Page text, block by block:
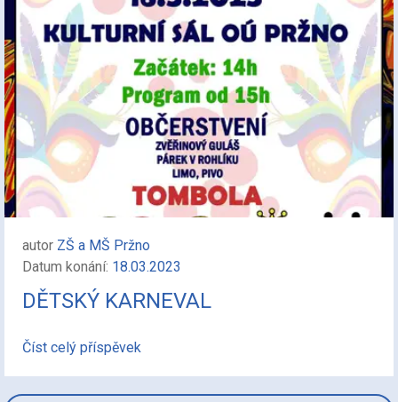
autor ZŠ a MŠ Pržno
Datum konání: 18.03.2023
DĚTSKÝ KARNEVAL
Číst celý příspěvek